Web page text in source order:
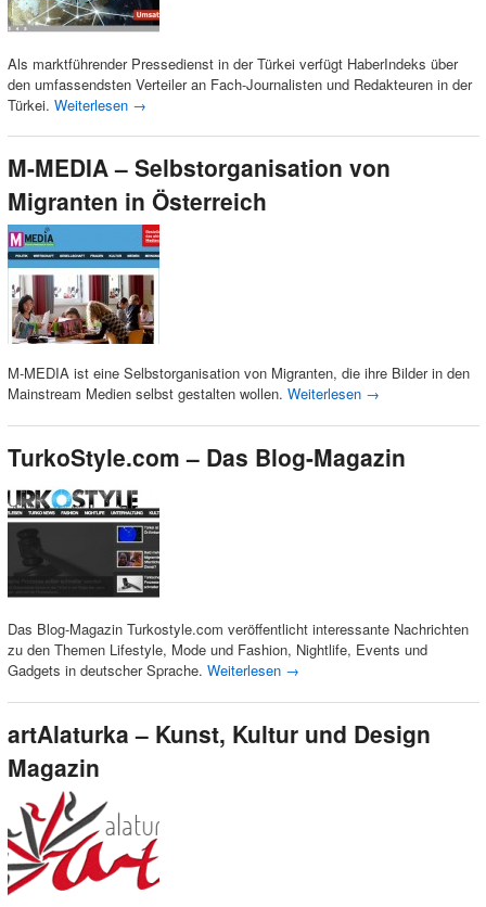
Als marktführender Pressedienst in der Türkei verfügt HaberIndeks über
den umfassendsten Verteiler an Fach-Journalisten und Redakteuren in der
Türkei. Weiterlesen →
M-MEDIA – Selbstorganisation von
Migranten in Österreich
M-MEDIA ist eine Selbstorganisation von Migranten, die ihre Bilder in den
Mainstream Medien selbst gestalten wollen. Weiterlesen →
TurkoStyle.com – Das Blog-Magazin
Das Blog-Magazin Turkostyle.com veröffentlicht interessante Nachrichten
zu den Themen Lifestyle, Mode und Fashion, Nightlife, Events und
Gadgets in deutscher Sprache. Weiterlesen →
artAlaturka – Kunst, Kultur und Design
Magazin